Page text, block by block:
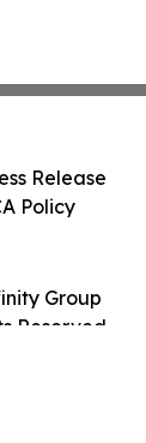
Group
Reserved.
Release
Policy